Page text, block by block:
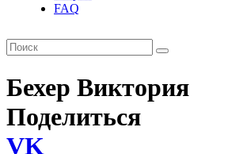
FAQ
Бехер Виктория
Поделиться
VK